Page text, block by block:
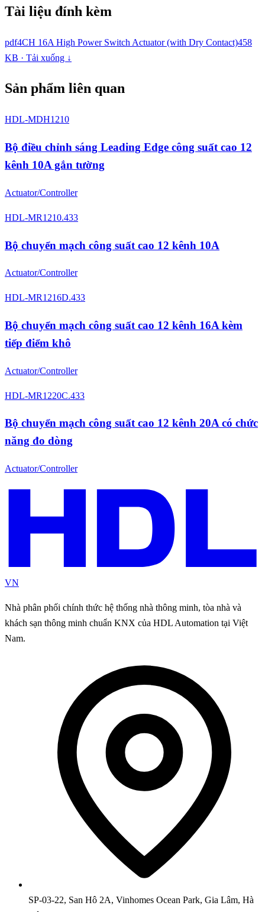
Tài liệu đính kèm
pdf4CH 16A High Power Switch Actuator (with Dry Contact)458
KB · Tải xuống ↓
Sản phẩm liên quan
HDL-MDH1210
Bộ điều chỉnh sáng Leading Edge công suất cao 12
kênh 10A gắn tường
Actuator/Controller
HDL-MR1210.433
Bộ chuyển mạch công suất cao 12 kênh 10A
Actuator/Controller
HDL-MR1216D.433
Bộ chuyển mạch công suất cao 12 kênh 16A kèm
tiếp điểm khô
Actuator/Controller
HDL-MR1220C.433
Bộ chuyển mạch công suất cao 12 kênh 20A có chức
năng đo dòng
Actuator/Controller
VN
Nhà phân phối chính thức hệ thống nhà thông minh, tòa nhà và
khách sạn thông minh chuẩn KNX của HDL Automation tại Việt
Nam.
SP-03-22, San Hô 2A, Vinhomes Ocean Park, Gia Lâm, Hà